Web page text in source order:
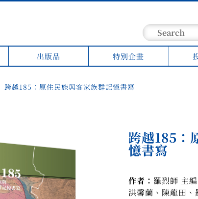
出版品 特別企畫
跨越185：原住民族與客家族群記憶書寫
跨越185：
憶書寫
作者： 羅烈師 主
洪馨蘭、陳龍田、